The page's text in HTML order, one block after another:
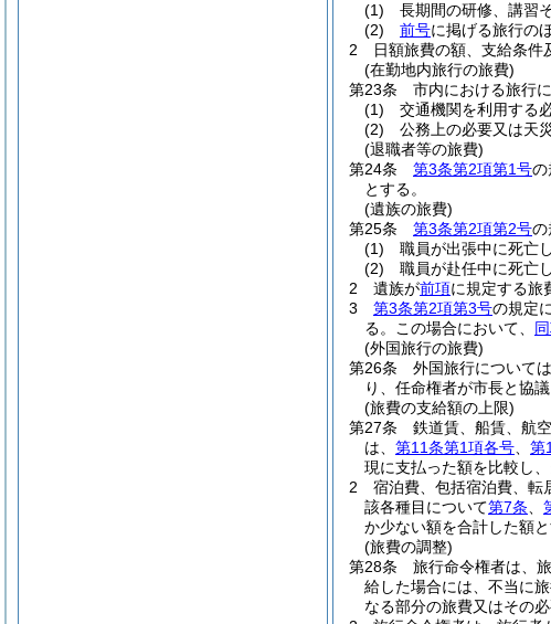
(1)
長期間の研修、講習
(2)
前号に掲げる旅行の
2
日額旅費の額、支給条件
(在勤地内旅行の旅費)
第23条
市内における旅行に
(1)
交通機関を利用する
(2)
公務上の必要又は天
(退職者等の旅費)
第24条
第3条第2項第1号の
とする。
(遺族の旅費)
第25条
第3条第2項第2号の
(1)
職員が出張中に死亡
(2)
職員が赴任中に死亡
2
遺族が前項に規定する旅
3
第3条第2項第3号の規定
る。
この場合において、
(外国旅行の旅費)
第26条
外国旅行については
り、任命権者が市長と協
(旅費の支給額の上限)
第27条
鉄道賃、船賃、航
は、 第11条第1項各号 第
現に支払った額を比較し
2
宿泊費、包括宿泊費、転
該各種目について第7条
か少ない額を合計した額と
(旅費の調整)
第28条
旅行命令権者は、
給した場合には、不当に
なる部分の旅費又はその